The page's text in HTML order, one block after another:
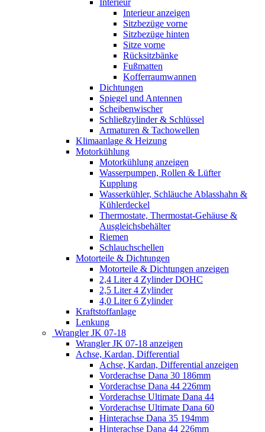
Interieur anzeigen
Sitzbezüge vorne
Sitzbezüge hinten
Sitze vorne
Rücksitzbänke
Fußmatten
Kofferraumwannen
Dichtungen
Spiegel und Antennen
Scheibenwischer
Schließzylinder & Schlüssel
Armaturen & Tachowellen
Klimaanlage & Heizung
Motorkühlung
Motorkühlung anzeigen
Wasserpumpen, Rollen & Lüfter
Kupplung
Wasserkühler, Schläuche Ablasshahn &
Kühlerdeckel
Thermostate, Thermostat-Gehäuse &
Ausgleichsbehälter
Riemen
Schlauchschellen
Motorteile & Dichtungen
Motorteile & Dichtungen anzeigen
2,4 Liter 4 Zylinder DOHC
2,5 Liter 4 Zylinder
4,0 Liter 6 Zylinder
Kraftstoffanlage
Lenkung
Wrangler JK 07-18
Wrangler JK 07-18 anzeigen
Achse, Kardan, Differential
Achse, Kardan, Differential anzeigen
Vorderachse Dana 30 186mm
Vorderachse Dana 44 226mm
Vorderachse Ultimate Dana 44
Vorderachse Ultimate Dana 60
Hinterachse Dana 35 194mm
Hinterachse Dana 44 226mm